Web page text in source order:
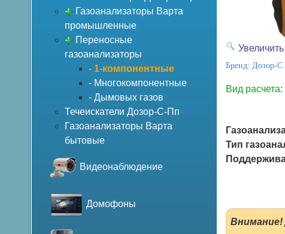
Газоанализаторы Варта
промышленные
Переносные
газоанализаторы
- 1-компонентные
- Многокомпонентные
- Дымовых газов
Течеискатели Дозор-С-Пп
Газоанализаторы Варта
бытовые
Видеонаблюдение
Домофоны
Бренд: Дозор-С
Вид расчета:
Тип
Внимание!